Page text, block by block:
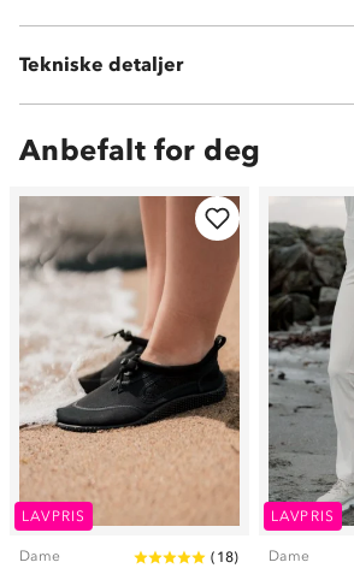
Tekniske detaljer
Vekt:340 gram i str 38
Anbefalt for deg
LAVPRIS
Dame ( 18)
LAVPRIS
Dame